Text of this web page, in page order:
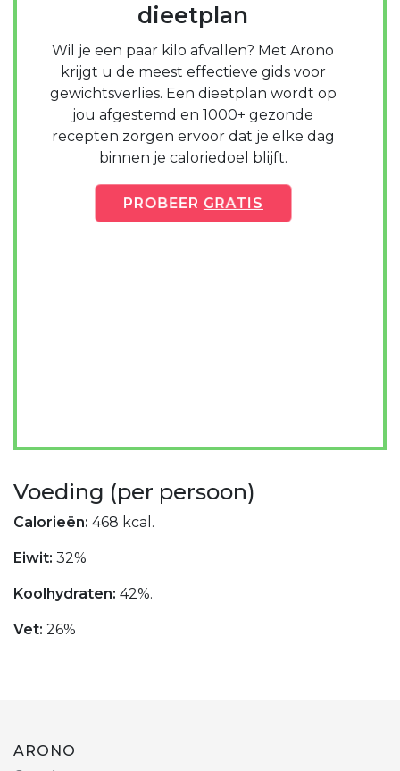
dieetplan
Wil je een paar kilo afvallen? Met Arono
krijgt u de meest effectieve gids voor
gewichtsverlies. Een dieetplan wordt op
jou afgestemd en 1000+ gezonde
recepten zorgen ervoor dat je elke dag
binnen je caloriedoel blijft.
PROBEER GRATIS
Voeding (per persoon)
Calorieën: 468 kcal.
Eiwit: 32%
Koolhydraten: 42%.
Vet: 26%
ARONO